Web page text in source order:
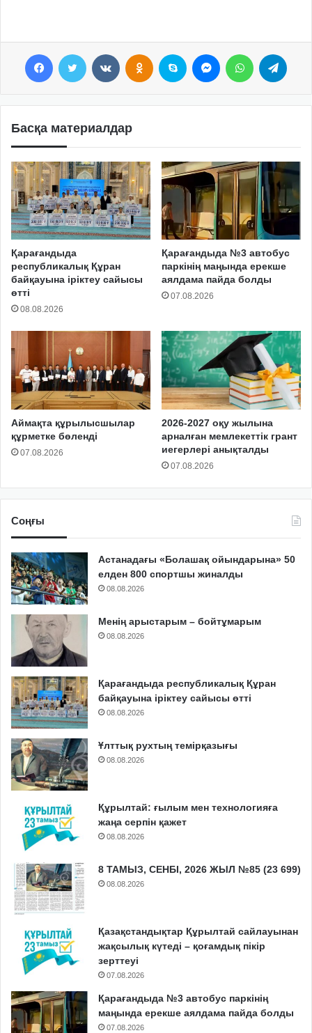
Басқа материалдар
Қарағандыда
республикалық Құран
байқауына іріктеу сайысы
өтті
08.08.2026
Қарағандыда №3 автобус
паркінің маңында ерекше
аялдама пайда болды
07.08.2026
Аймақта құрылысшылар
құрметке бөленді
07.08.2026
2026-2027 оқу жылына
арналған мемлекеттік грант
иегерлері анықталды
07.08.2026
Соңғы
Астанадағы «Болашақ ойындарына» 50
елден 800 спортшы жиналды
08.08.2026
Менің арыстарым – бойтұмарым
08.08.2026
Қарағандыда республикалық Құран
байқауына іріктеу сайысы өтті
08.08.2026
Ұлттық рухтың темірқазығы
08.08.2026
Құрылтай: ғылым мен технологияға
жаңа серпін қажет
08.08.2026
8 ТАМЫЗ, СЕНБІ, 2026 ЖЫЛ №85 (23 699)
08.08.2026
Қазақстандықтар Құрылтай сайлауынан
жақсылық күтеді – қоғамдық пікір
зерттеуі
07.08.2026
Қарағандыда №3 автобус паркінің
маңында ерекше аялдама пайда болды
07.08.2026